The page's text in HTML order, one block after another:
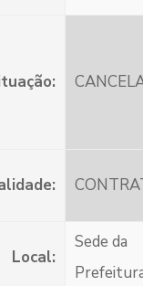
Local:
Sede da